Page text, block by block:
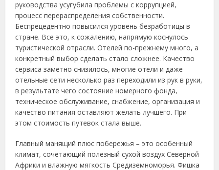
руководства усугубила проблемы с коррупцией,
процесс перераспределения собственности.
Беспрецедентно повысился уровень безработицы в
стране. Все это, к сожалению, напрямую коснулось
туристической отрасли. Отелей по-прежнему много, а
конкретный выбор сделать стало сложнее. Качество
сервиса заметно снизилось, многие отели и даже
отельные сети несколько раз переходили из рук в руки,
в результате чего состояние номерного фонда,
техническое обслуживание, снабжение, организация и
качество питания оставляют желать лучшего. При
этом стоимость путевок стала выше.
Главный манящий плюс побережья – это особенный
климат, сочетающий полезный сухой воздух Северной
Африки и влажную мягкость Средиземноморья. Фишка